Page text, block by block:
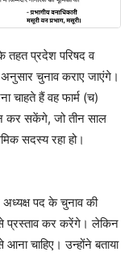
के तहत प्रदेश परिषद व
अनुसार चुनाव कराए जाएंगे।
चाहते हैं वह फार्म (च)
कर सकेंगे, जो तीन साल
सदस्य रहा हो।
पद के चुनाव की
प्रस्ताव कर करेंगे। लेकिन
चाहिए। उन्होंने बताया